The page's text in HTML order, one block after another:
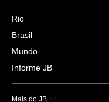
Rio
Brasil
Mundo
Informe JB
Mais do JB